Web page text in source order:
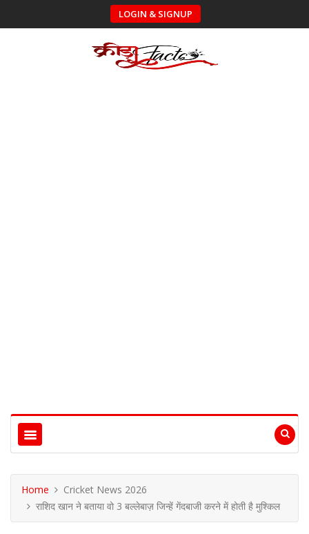
LOGIN & SIGNUP
Home
Cricket News 2026
राशिद खान ने बताया वो 3 बल्लेबाज़ जिन्हें गेंदबाजी करने में होती है मुश्किल